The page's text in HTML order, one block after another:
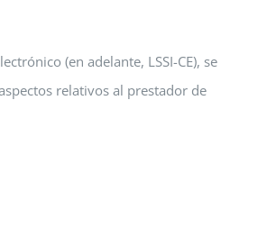
(en adelante, LSSI-CE), se
relativos al prestador de